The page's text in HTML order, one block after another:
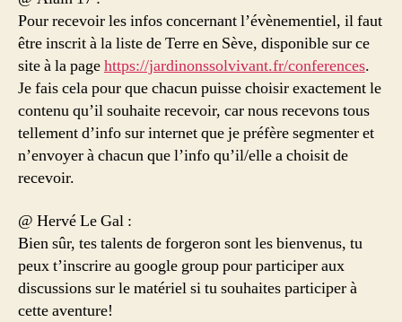
Pour recevoir les infos concernant l’évènementiel, il faut
être inscrit à la liste de Terre en Sève, disponible sur ce
site à la pagehttps://jardinonssolvivant.fr/conferences.
Je fais cela pour que chacun puisse choisir exactement le
contenu qu’il souhaite recevoir, car nous recevons tous
tellement d’info sur internet que je préfère segmenter et
n’envoyer à chacun que l’info qu’il/elle a choisit de
recevoir.
@ Hervé Le Gal :
Bien sûr, tes talents de forgeron sont les bienvenus, tu
peux t’inscrire au google group pour participer aux
discussions sur le matériel si tu souhaites participer à
cette aventure!